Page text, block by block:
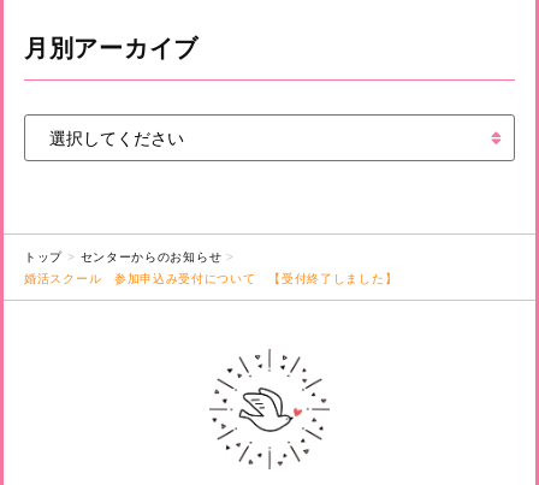
月別アーカイブ
トップ
センターからのお知らせ
婚活スクール 参加申込み受付について 【受付終了しました】